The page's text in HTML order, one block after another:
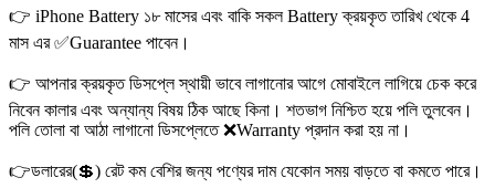
👉 iPhone Battery ১৮ মাসের এবং বাকি সকল Battery ক্রয়কৃত তারিখ থেকে 4
মাস এর ✅Guarantee পাবেন।
👉 আপনার ক্রয়কৃত ডিসপ্লে স্থায়ী ভাবে লাগানোর আগে মোবাইলে লাগিয়ে চেক করে
নিবেন কালার এবং অন্যান্য বিষয় ঠিক আছে কিনা। শতভাগ নিশ্চিত হয়ে পলি তুলবেন।
পলি তোলা বা আঠা লাগানো ডিসপ্লেতে ❌Warranty প্রদান করা হয় না।
👉ডলারের(💲) রেট কম বেশির জন্য পণ্যের দাম যেকোন সময় বাড়তে বা কমতে পারে।